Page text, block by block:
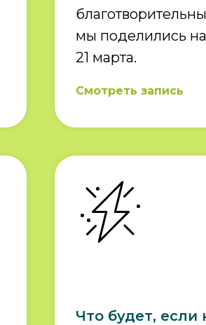
мы поделились
21 марта.
Смотреть запись
Что будет, если